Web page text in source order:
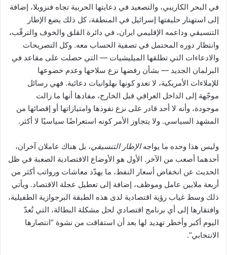
في البحر الكاريبي، والتصعيد في دعايتها الحربية تجاه فنزويلا، إضافة
إلى استهتار حليفتها إسرائيل في المنطقة، كل ذلك يضع الإطار
التنسيقي وداعمه الإقليمي ايران، في دائرة القلق والخوف والترقّب،
وانتظار دوره المحتمل في تصفية الحساب معه. وكل التصريحات
والادعاءات التي تطلقها الميليشيات — التي حصلت على مقاعد في
البرلمان الجديد — بشأن رفضها نزع سلاحها وعدم خضوعها
للإملاءات الأمريكية، لا تعدو كونها بهلوانيات دعائية. فهي رسائل
موجّهة إلى الداخل العراقي قبل الخارج، مفادها أنها ما زالت
موجودة، وأنه لا أحد قادر على نزع نفوذها وامتيازاتها أو إقصائها من
المشهد السياسي. ولا يتجاوز الأمر كونه استعراضًا سياسيًا لا أكثر.
وليس هذا وحده ما يواجهالإطار التنسيقي، بل هناك عاملان آخران،
أحدهما أصعب من الآخر. الأول هو الأوضاع الاقتصادية الصعبة في ظل
الحديث عن انخفاض أسعار النفط، ما يهدّد معاشات ورواتب أكثر من
أربعة ملايين عامل وموظف، إضافة إلى تعطيل عجلة الاقتصاد. ويأتي
ذلك وسط غياب رؤية اقتصادية لدى هذه الطبقة البرجوازية الطفيلية،
وافتقارها إلى أي برنامج اقتصادي لحل مشكلة البطالة، التي تُعدّ
اليوم أكبر وأخطر تهديد لها بعد أن استفاقت من نشوة “انتصارها
الانتخابي”.